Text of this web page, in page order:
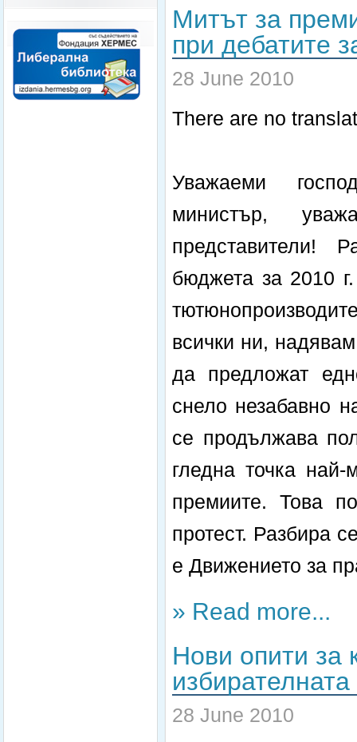
Митът за
при дебатите
28 June 2010
There are no
Уважаеми
министър,
представители!
бюджета за 2010
всички ни,
да предложат
снело незабавно
се продължава
гледна точка
премиите. Това
протест. Разбира
е Движението за
» Read more...
Нови опити за
28 June 2010